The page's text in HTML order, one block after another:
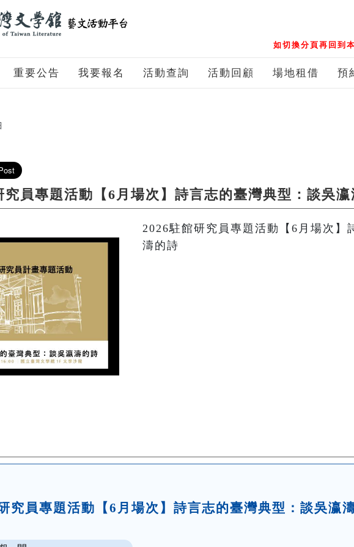
如切換分頁再回到
重要公告 我要報名 活動查詢 活動回顧 場地租借 預
究員專題活動【6月場次】詩言志的臺灣典型：談吳
2026駐館研究員專題活動【6月場次】
濤的詩
究員專題活動【6月場次】詩言志的臺灣典型：談吳瀛